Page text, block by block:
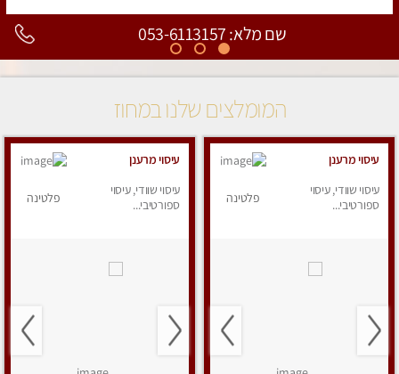
שם מלא: 053-6113157
המומלצים שלנו במחוז
עיסוי מרענן
עיסוי שוודי, עיסוי
ספורטיבי...
פלטינה
עיסוי מרענן
עיסוי שוודי, עיסוי
ספורטיבי...
פלטינה